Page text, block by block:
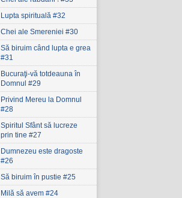
Lupta spirituală #32
Chei ale Smereniei #30
Să biruim când lupta e grea
#31
Bucuraţi-vă totdeauna în
Domnul #29
Privind Mereu la Domnul
#28
Spiritul Sfânt să lucreze
prin tine #27
Dumnezeu este dragoste
#26
Să biruim în pustie #25
Milă să avem #24